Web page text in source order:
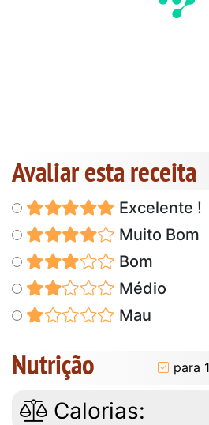
Avaliar esta receita
Excelente !
Muito Bom
Bom
Médio
Mau
Nutrição para
Calorias: